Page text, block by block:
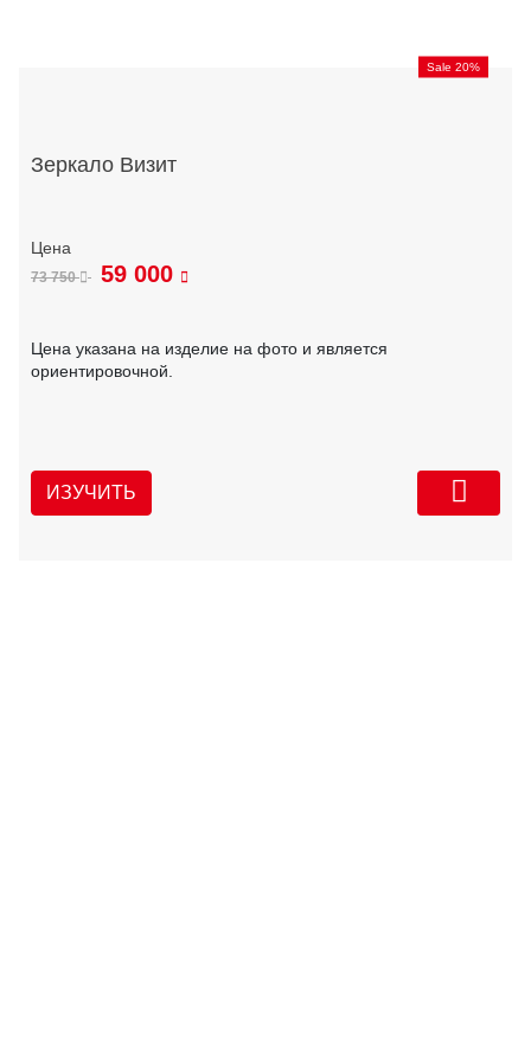
Sale 20%
Зеркало Визит
73 750 59 000
Цена указана на изделие на фото и является
ориентировочной.
ИЗУЧИТЬ